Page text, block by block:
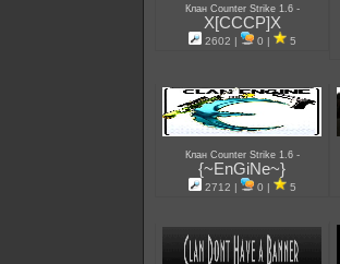
Клан Counter Strike 1.6 -
X[CCCP]X
2602 | 0 | 5
Клан Counter Strike 1.6 -
{~EnGiNe~}
2712 | 0 | 5